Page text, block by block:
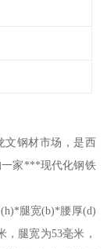
文钢材市场，是西
一家***现代化钢铁
腿宽(b)*腰厚(d)
腿宽为53毫米，